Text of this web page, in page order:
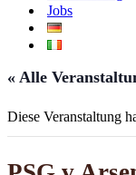
Jobs
« Alle
Diese Veranstaltung